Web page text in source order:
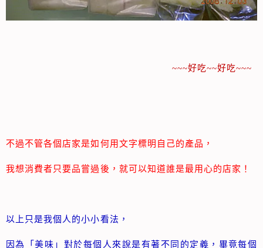
~~~好吃~~好吃~~~
不過不管各個店家是如何用文字標明自己的產品，
我想消費者只要品嘗過後，就可以知道誰是最用心的店家！
以上只是我個人的小小看法，
因為「美味」對於每個人來說是有著不同的定義，畢竟每個